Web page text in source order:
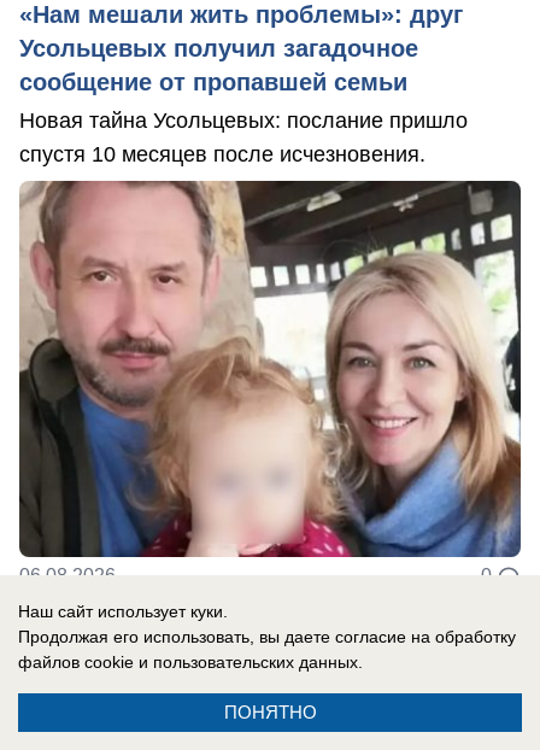
«Нам мешали жить проблемы»: друг
Усольцевых получил загадочное
сообщение от пропавшей семьи
Новая тайна Усольцевых: послание пришло
спустя 10 месяцев после исчезновения.
06.08.2026 0
Реклама на сайте
Наш сайт использует куки.
Продолжая его использовать, вы даете согласие на обработку
файлов cookie и пользовательских данных.
ПОНЯТНО